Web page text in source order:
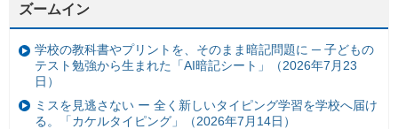
ズームイン
学校の教科書やプリントを、そのまま暗記問題に ─ 子どもの
テスト勉強から生まれた「AI暗記シート」（2026年7月23
日）
ミスを見逃さない ー 全く新しいタイピング学習を学校へ届け
る。「カケルタイピング」（2026年7月14日）